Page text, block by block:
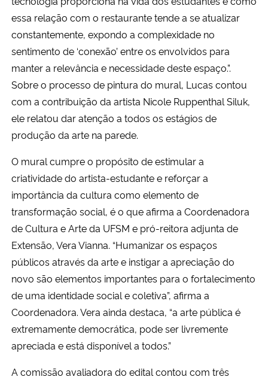
essa relação com o restaurante tende a se atualizar
constantemente, expondo a complexidade no
sentimento de ‘conexão’ entre os envolvidos para
manter a relevância e necessidade deste espaço.”.
Sobre o processo de pintura do mural, Lucas contou
com a contribuição da artista Nicole Ruppenthal Siluk,
ele relatou dar atenção a todos os estágios de
produção da arte na parede.
O mural cumpre o propósito de estimular a
criatividade do artista-estudante e reforçar a
importância da cultura como elemento de
transformação social, é o que afirma a Coordenadora
de Cultura e Arte da UFSM e pró-reitora adjunta de
Extensão, Vera Vianna. “Humanizar os espaços
públicos através da arte e instigar a apreciação do
novo são elementos importantes para o fortalecimento
de uma identidade social e coletiva”, afirma a
Coordenadora. Vera ainda destaca, “a arte pública é
extremamente democrática, pode ser livremente
apreciada e está disponível a todos.”
A comissão avaliadora do edital contou com três